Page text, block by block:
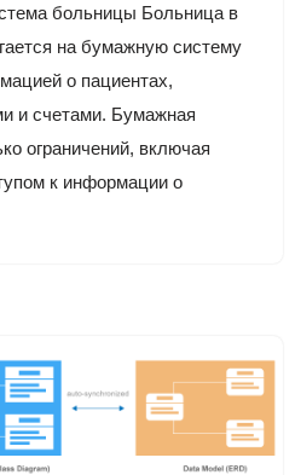
больницы Больница в
на бумажную систему
о пациентах,
и счетами. Бумажная
ограничений, включая
к информации о